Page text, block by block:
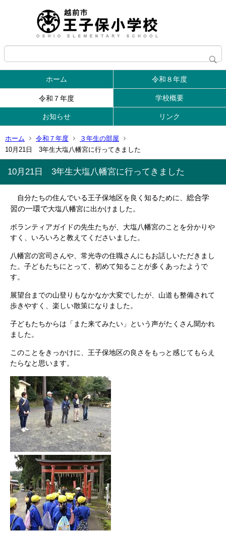
ホーム 令和８年度
令和７年度 学校概要
お知らせ リンク
ホーム 令和７年度
３年生の部屋
10月21日 3年生大塩八幡宮に行ってきました
10月21日 3年生大塩八幡宮に行ってきました
自分たちの住んでいる王子保地区を良く知るために、 総合学
習の一環で大塩八幡宮に出かけました。
ボランティアガイドの先生たちが、大塩八幡宮のことを分かりや
すく、いろいろと教えてくださいました。
八幡宮の宮司さんや、常光寺の住職さんにもお話しいただきまし
た。子どもたちにとって、初めて知ることが多くあったようで
す。
展望台までの山登りもなかなか大変でしたが、山道も整備されて
歩きやすく、楽しい散策になりました。
子どもたちからは「また来てみたい」という声がたくさん聞かれ
ました。
このことをきっかけに、王子保地区の良さをもっと感じてもらえ
たらなと思います。